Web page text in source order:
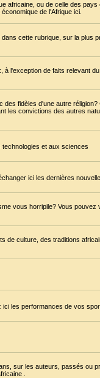
africaine, ou de celle des pays
de l'Afrique ici.
cette rubrique, sur la plus
l'exception de faits relevant
fidèles d'une autre
les convictions des autres
et aux sciences
ici les dernières
vous horripile? Vous
de culture, des traditions
les performances de vos
sur les auteurs, passés ou
.